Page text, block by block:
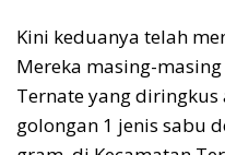
Kini keduanya telah
Mereka masing-
Ternate yang
golongan 1 jenis sabu